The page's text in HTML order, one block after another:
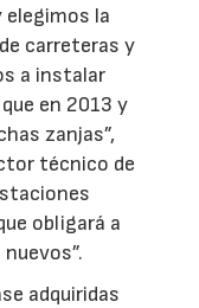
elegimos la
carreteras y
a instalar
en 2013 y
zanjas”,
técnico de
obligará a
adquiridas